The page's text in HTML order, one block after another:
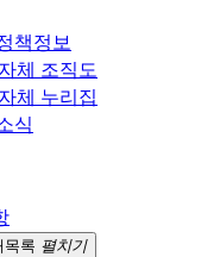
책정보
체 조직도
체 누리집
식
목록 펼치기